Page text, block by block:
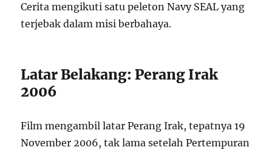
Cerita mengikuti satu peleton Navy SEAL yang
terjebak dalam misi berbahaya.
Latar Belakang: Perang Irak
2006
Film mengambil latar Perang Irak, tepatnya 19
November 2006, tak lama setelah Pertempuran